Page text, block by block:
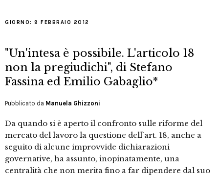
GIORNO: 9 FEBBRAIO 2012
"Un'intesa è possibile. L'articolo 18
non la pregiudichi", di Stefano
Fassina ed Emilio Gabaglio*
Pubblicato da Manuela Ghizzoni
Da quando si è aperto il confronto sulle riforme del
mercato del lavoro la questione dell`art. 18, anche a
seguito di alcune improvvide dichiarazioni
governative, ha assunto, inopinatamente, una
centralità che non merita fino a far dipendere dal suo